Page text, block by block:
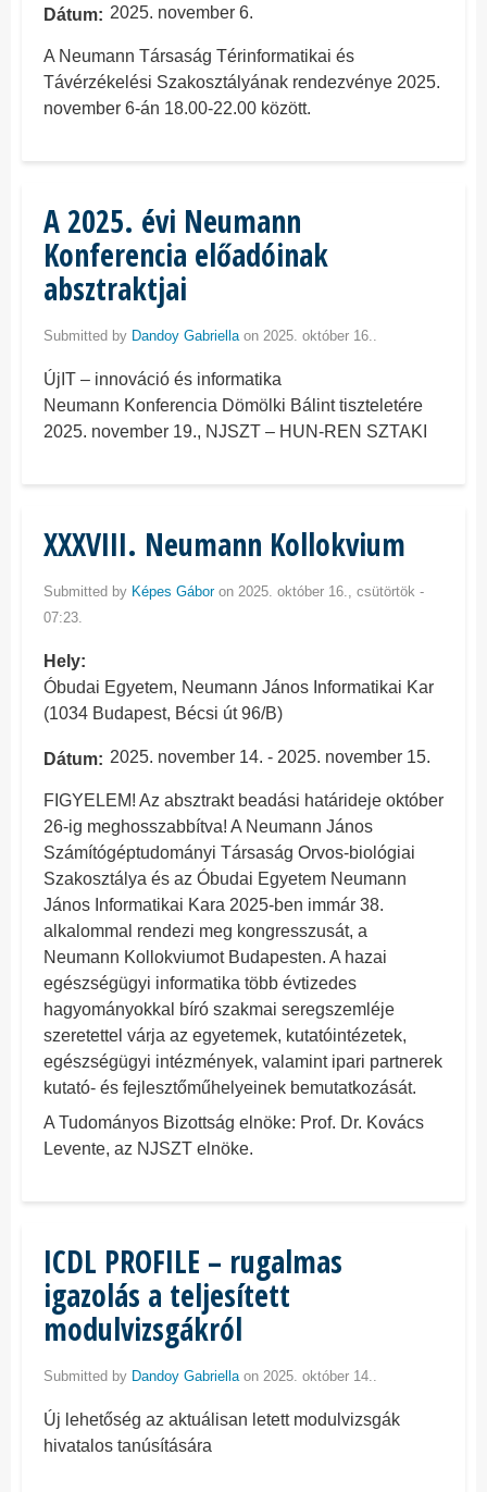
Dátum 2025. november 6.
A Neumann Társaság Térinformatikai és
Távérzékelési Szakosztályának rendezvénye 2025.
november 6-án 18.00-22.00 között.
A 2025. évi Neumann
Konferencia előadóinak
absztraktjai
Submitted by Dandoy Gabriellaon 2025. október 16..
ÚjIT – innováció és informatika
Neumann Konferencia Dömölki Bálint tiszteletére
2025. november 19., NJSZT – HUN-REN SZTAKI
XXXVIII. Neumann Kollokvium
Submitted by Képes Gáboron 2025. október 16., csütörtök -
07:23.
Hely
Óbudai Egyetem, Neumann János Informatikai Kar
(1034 Budapest, Bécsi út 96/B)
Dátum 2025. november 14. - 2025. november 15.
FIGYELEM! Az absztrakt beadási határideje október
26-ig meghosszabbítva! A Neumann János
Számítógéptudományi Társaság Orvos-biológiai
Szakosztálya és az Óbudai Egyetem Neumann
János Informatikai Kara 2025-ben immár 38.
alkalommal rendezi meg kongresszusát, a
Neumann Kollokviumot Budapesten. A hazai
egészségügyi informatika több évtizedes
hagyományokkal bíró szakmai seregszemléje
szeretettel várja az egyetemek, kutatóintézetek,
egészségügyi intézmények, valamint ipari partnerek
kutató- és fejlesztőműhelyeinek bemutatkozását.
A Tudományos Bizottság elnöke: Prof. Dr. Kovács
Levente, az NJSZT elnöke.
ICDL PROFILE – rugalmas
igazolás a teljesített
modulvizsgákról
Submitted by Dandoy Gabriellaon 2025. október 14..
Új lehetőség az aktuálisan letett modulvizsgák
hivatalos tanúsítására